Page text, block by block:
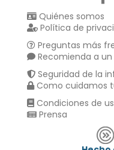
Quiénes somos
Política de
Preguntas más
Recomienda a
Seguridad de la
Como cuidamos
Condiciones de
Prensa